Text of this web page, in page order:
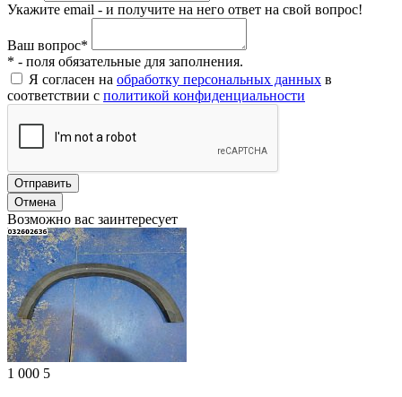
Укажите email - и получите на него ответ на свой вопрос!
Ваш вопрос*
* - поля обязательные для заполнения.
Я согласен на обработку персональных данных в
соответствии с политикой конфиденциальности
Отправить
Отмена
Возможно вас заинтересует
1 000 5